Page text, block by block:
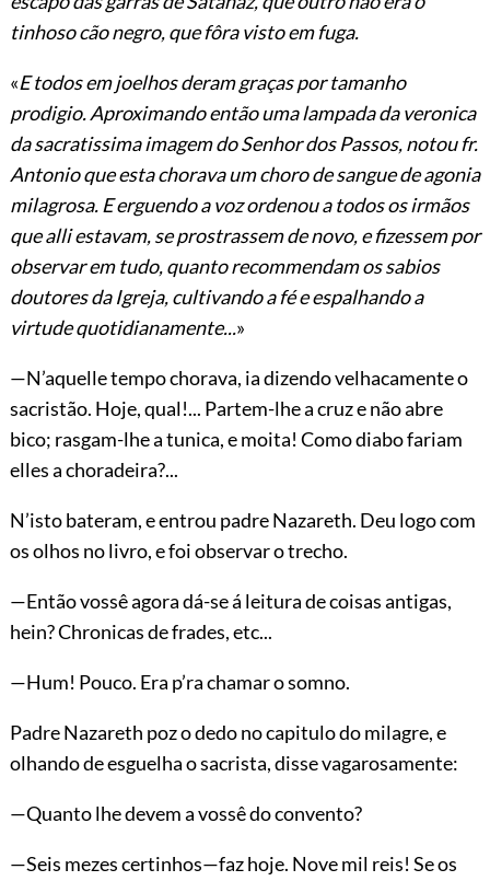
tinhoso cão negro, que fôra visto em fuga.
«E todos em joelhos deram graças por tamanho
prodigio. Aproximando então uma lampada da veronica
da sacratissima imagem do Senhor dos Passos, notou fr.
Antonio que esta chorava um choro de sangue de agonia
milagrosa. E erguendo a voz ordenou a todos os irmãos
que alli estavam, se prostrassem de novo, e fizessem por
observar em tudo, quanto recommendam os sabios
doutores da Igreja, cultivando a fé e espalhando a
virtude quotidianamente...»
—N’aquelle tempo chorava, ia dizendo velhacamente o
sacristão. Hoje, qual!... Partem-lhe a cruz e não abre
bico; rasgam-lhe a tunica, e moita! Como diabo fariam
elles a choradeira?...
N’isto bateram, e entrou padre Nazareth. Deu logo com
os olhos no livro, e foi observar o trecho.
—Então vossê agora dá-se á leitura de coisas antigas,
hein? Chronicas de frades, etc...
—Hum! Pouco. Era p’ra chamar o somno.
Padre Nazareth poz o dedo no capitulo do milagre, e
olhando de esguelha o sacrista, disse vagarosamente:
—Quanto lhe devem a vossê do convento?
—Seis mezes certinhos—faz hoje. Nove mil reis! Se os